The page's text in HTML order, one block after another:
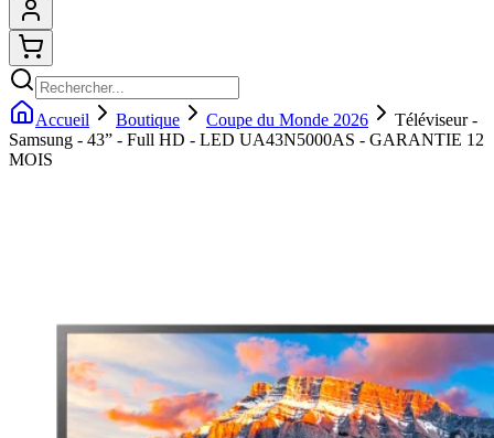
Accueil Boutique Coupe du Monde 2026
Téléviseur -
Samsung - 43” - Full HD - LED UA43N5000AS - GARANTIE 12
MOIS